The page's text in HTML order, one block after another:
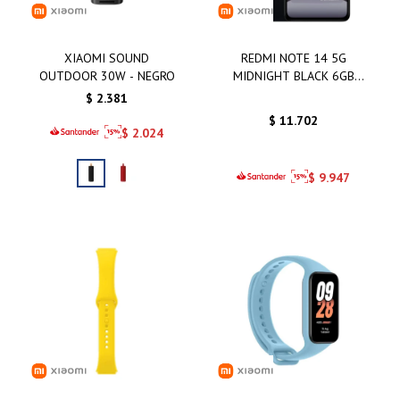
XIAOMI SOUND
OUTDOOR 30W - NEGRO
$ 2.381
$ 2.024
REDMI NOTE 14 5G
MIDNIGHT BLACK 6GB
$ 11.702
$ 9.947